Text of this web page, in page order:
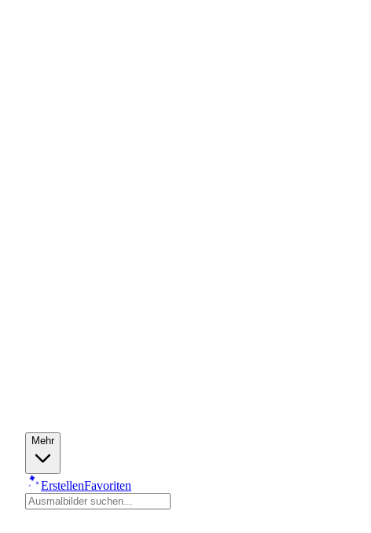
Mehr
ErstellenFavoriten